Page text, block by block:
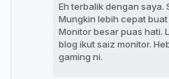
Eh terbalik dengan saya.
Mungkin lebih cepat
Monitor besar puas hati.
blog ikut saiz monitor.
gaming ni.